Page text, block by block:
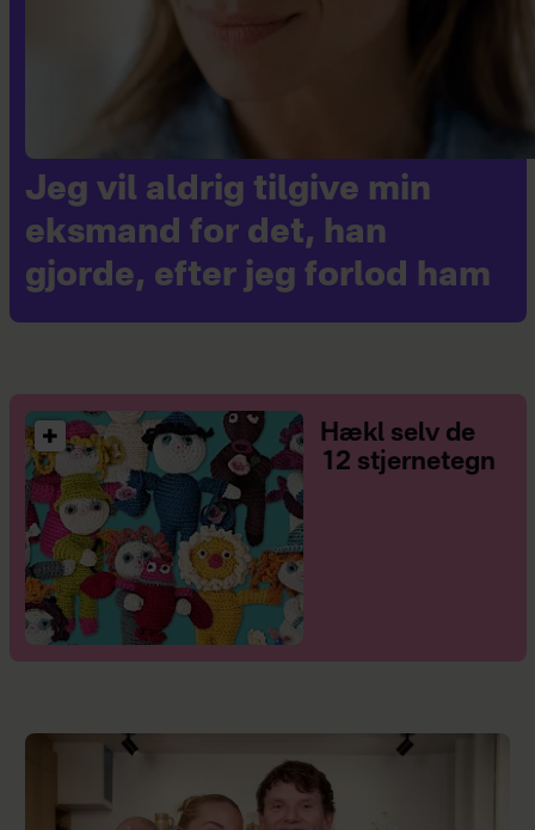
Jeg vil aldrig tilgive min
eksmand for det, han
gjorde, efter jeg forlod ham
Hækl selv de
12 stjernetegn